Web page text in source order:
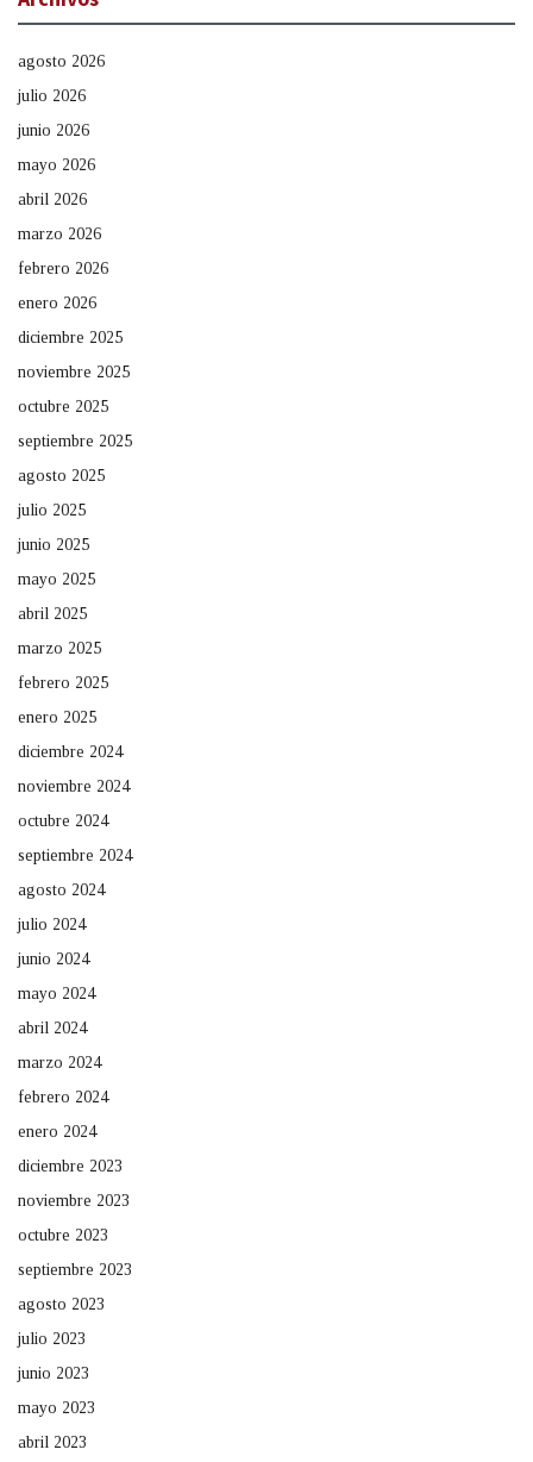
agosto 2026
julio 2026
junio 2026
mayo 2026
abril 2026
marzo 2026
febrero 2026
enero 2026
diciembre 2025
noviembre 2025
octubre 2025
septiembre 2025
agosto 2025
julio 2025
junio 2025
mayo 2025
abril 2025
marzo 2025
febrero 2025
enero 2025
diciembre 2024
noviembre 2024
octubre 2024
septiembre 2024
agosto 2024
julio 2024
junio 2024
mayo 2024
abril 2024
marzo 2024
febrero 2024
enero 2024
diciembre 2023
noviembre 2023
octubre 2023
septiembre 2023
agosto 2023
julio 2023
junio 2023
mayo 2023
abril 2023